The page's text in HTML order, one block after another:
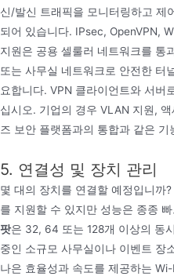
신/발신 트래픽을 모니터링하고 제
되어 있습니다. IPsec, OpenVPN,
지원은 공용 셀룰러 네트워크를 통
또는 사무실 네트워크로 안전한 터
요합니다. VPN 클라이언트와 서버
십시오. 기업의 경우 VLAN 지원,
즈 보안 플랫폼과의 통합과 같은 기
5. 연결성 및 장치 관리
몇 대의 장치를 연결할 예정입니까
를 지원할 수 있지만 성능은 종종
팟은 32, 64 또는 128개 이상의 동
중인 소규모 사무실이나 이벤트 장
나은 효율성과 속도를 제공하는